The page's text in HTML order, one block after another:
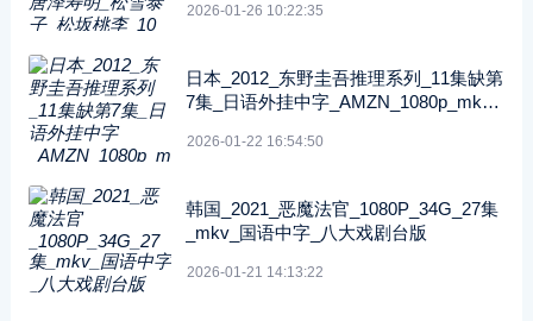
2026-01-26 10:22:35
日本_2012_东野圭吾推理系列_11集缺第
7集_日语外挂中字_AMZN_1080p_mkv_
2026-01-22 16:54:50
韩国_2021_恶魔法官_1080P_34G_27集
_mkv_国语中字_八大戏剧台版
2026-01-21 14:13:22